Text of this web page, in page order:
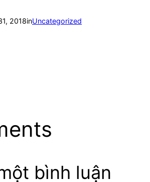
2018inUncategorized
bình luận